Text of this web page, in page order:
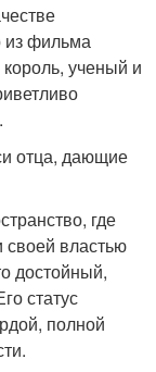
из фильма
ученый и
отца, дающие
где
своей властью
достойный,
статус
полной